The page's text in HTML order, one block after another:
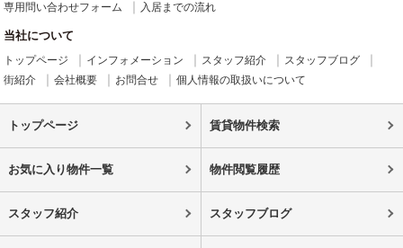
専用問い合わせフォーム 入居までの流れ
当社について
トップページ インフォメーション スタッフ紹介
スタッフブログ
街紹介
会社概要 お問合せ 個人情報の取扱いについて
トップページ 賃貸物件検索
お気に入り物件一覧 物件閲覧履歴
スタッフ紹介 スタッフブログ